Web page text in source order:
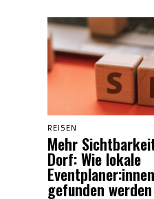
REISEN
Mehr
Dorf: Wie lokale
gefunden